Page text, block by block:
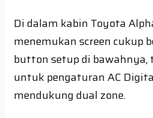
Di dalam kabin Toyota
menemukan screen cukup
button setup di bawahnya,
untuk pengaturan AC
mendukung dual zone.